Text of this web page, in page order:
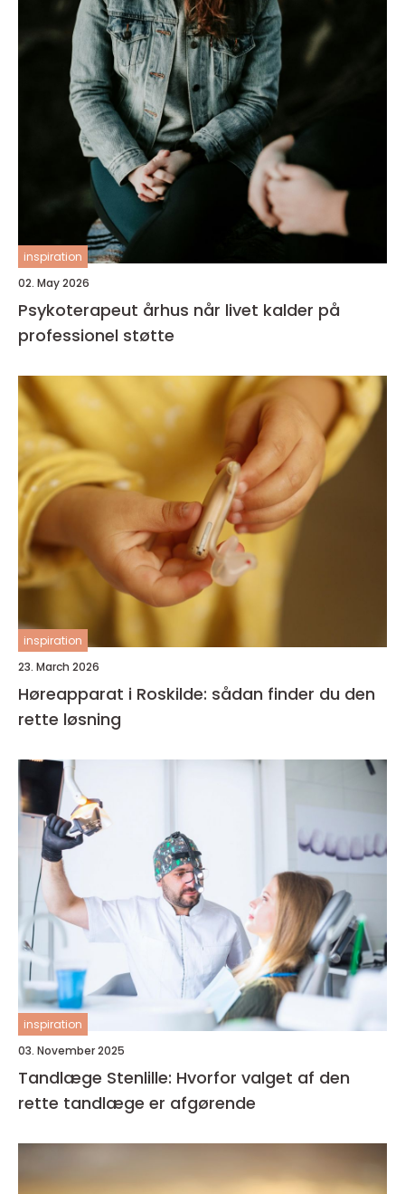
inspiration
02. May 2026
Psykoterapeut århus når livet kalder på
professionel støtte
inspiration
23. March 2026
Høreapparat i Roskilde: sådan finder du den
rette løsning
inspiration
03. November 2025
Tandlæge Stenlille: Hvorfor valget af den
rette tandlæge er afgørende